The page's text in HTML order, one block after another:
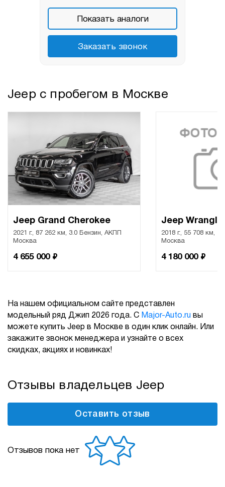
Показать аналоги
Заказать звонок
Jeep с пробегом в Москве
Jeep Grand Cherokee
2021 г., 87 262 км, 3.0 Бензин, АКПП
Москва
4 655 000 ₽
Jeep
2018 г., 55 708 км,
Москва
4 180 000 ₽
На нашем официальном сайте представлен
модельный ряд Джип 2026 года. С Major-Auto.ru вы
можете купить Jeep в Москве в один клик онлайн. Или
закажите звонок менеджера и узнайте о всех
скидках, акциях и новинках!
Отзывы владельцев Jeep
Оставить отзыв
Отзывов пока нет